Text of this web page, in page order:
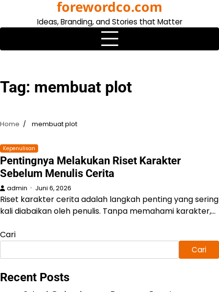
content
forewordco.com
Ideas, Branding, and Stories that Matter
Tag: membuat plot
Home membuat plot
Kepenulisan
Pentingnya Melakukan Riset Karakter
Sebelum Menulis Cerita
admin Juni 6, 2026
Riset karakter cerita adalah langkah penting yang sering
kali diabaikan oleh penulis. Tanpa memahami karakter,…
Cari
Cari
Recent Posts